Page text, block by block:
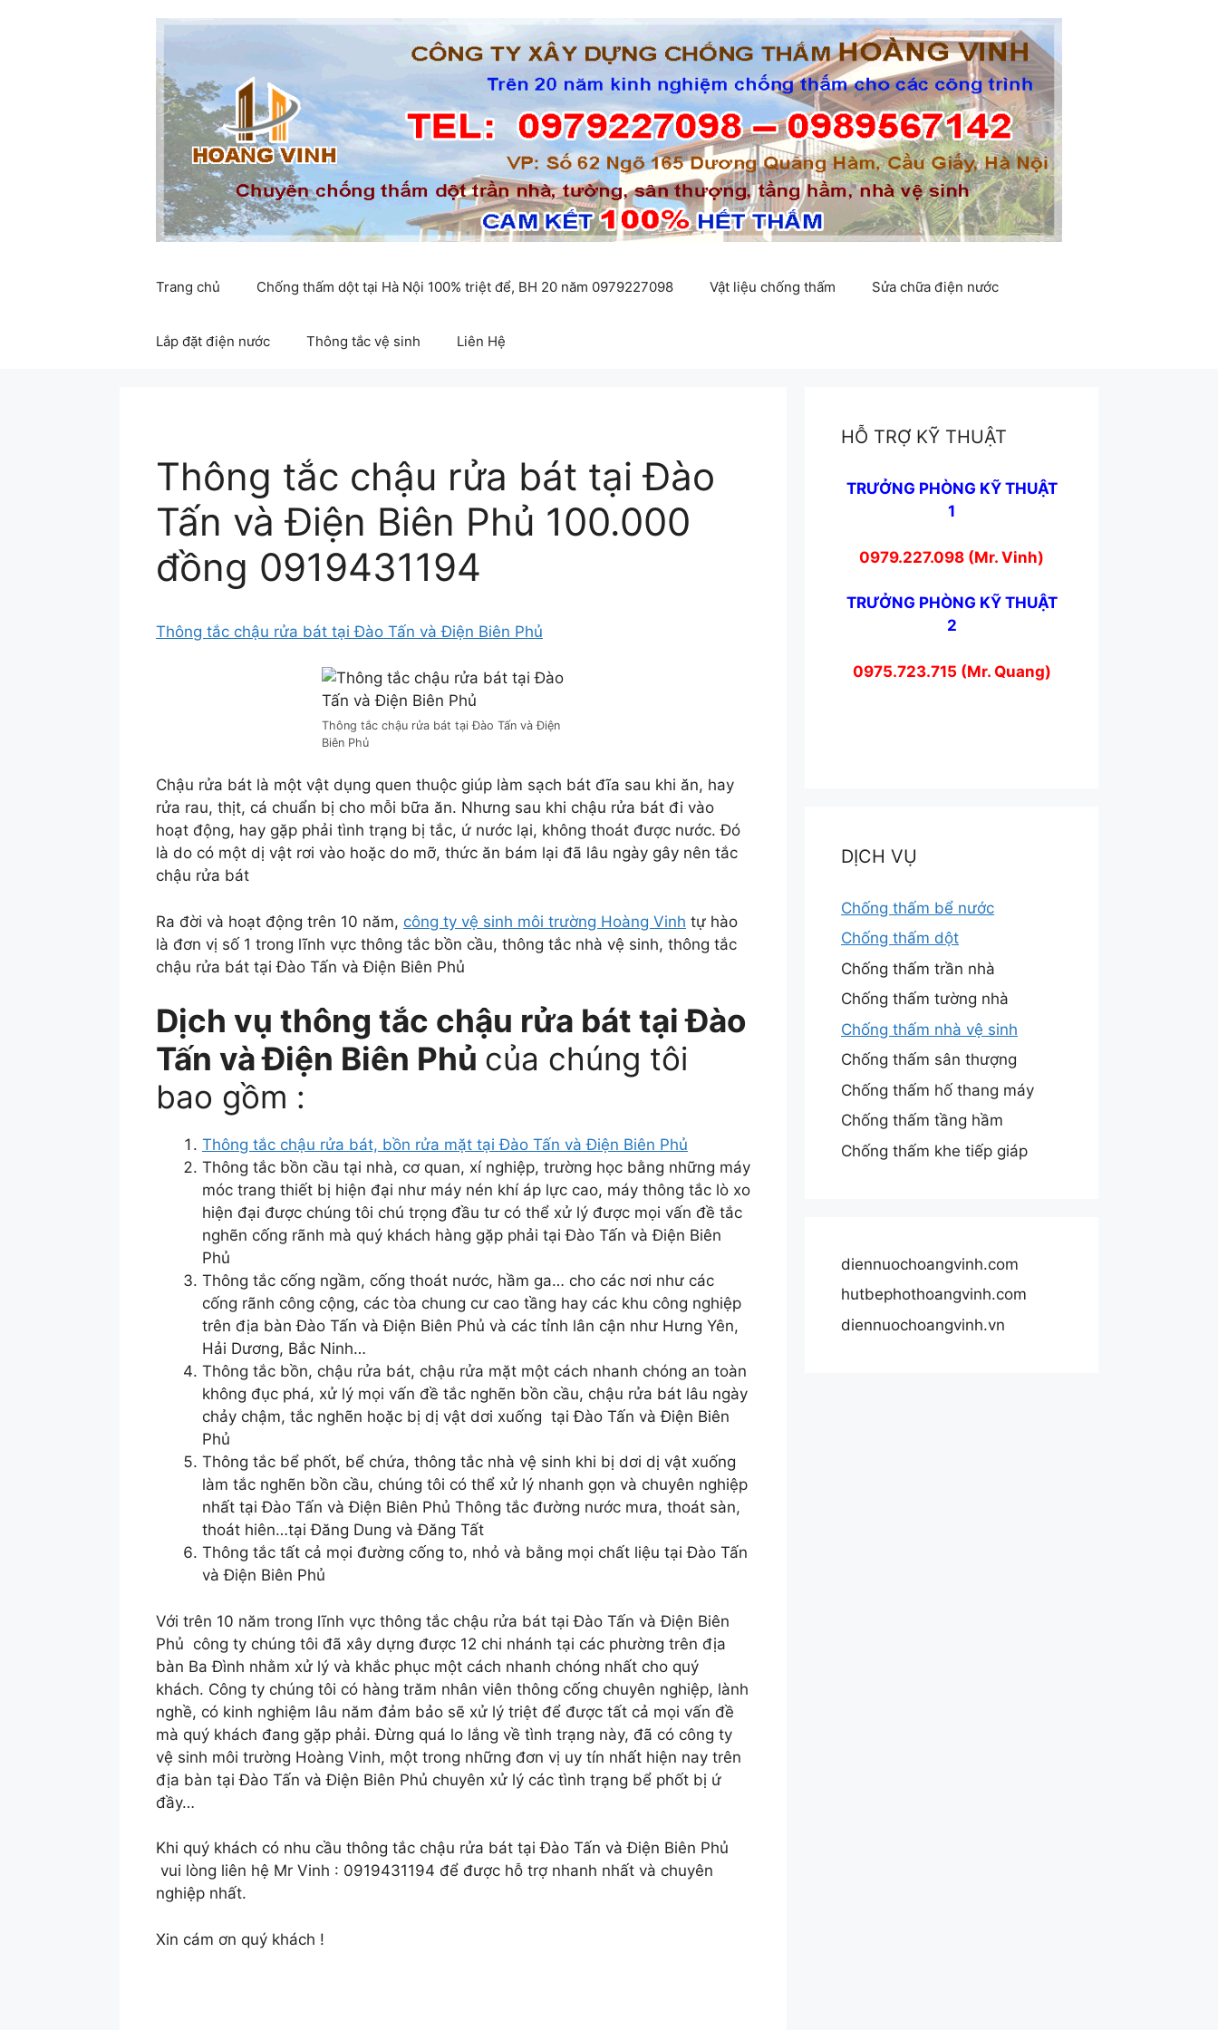
Trang chủ Chống thấm dột tại Hà Nội 100% triệt để, BH 20 năm 0979227098 Vật liệu chống thấm Sửa chữa điện nước
Lắp đặt điện nước Thông tắc vệ sinh Liên Hệ
Thông tắc chậu rửa bát tại Đào
Tấn và Điện Biên Phủ 100.000
đồng 0919431194
Thông tắc chậu rửa bát tại Đào Tấn và Điện Biên Phủ
Thông tắc chậu rửa bát tại Đào Tấn và Điện
Biên Phủ
Chậu rửa bát là một vật dụng quen thuộc giúp làm sạch bát đĩa sau khi ăn, hay
rửa rau, thịt, cá chuẩn bị cho mỗi bữa ăn. Nhưng sau khi chậu rửa bát đi vào
hoạt động, hay gặp phải tình trạng bị tắc, ứ nước lại, không thoát được nước. Đó
là do có một dị vật rơi vào hoặc do mỡ, thức ăn bám lại đã lâu ngày gây nên tắc
chậu rửa bát
Ra đời và hoạt động trên 10 năm, công ty vệ sinh môi trường Hoàng Vinh tự hào
là đơn vị số 1 trong lĩnh vực thông tắc bồn cầu, thông tắc nhà vệ sinh, thông tắc
chậu rửa bát tại Đào Tấn và Điện Biên Phủ
Dịch vụ thông tắc chậu rửa bát tại Đào
Tấn và Điện Biên Phủ của chúng tôi
bao gồm :
Thông tắc chậu rửa bát, bồn rửa mặt tại Đào Tấn và Điện Biên Phủ
Thông tắc bồn cầu tại nhà, cơ quan, xí nghiệp, trường học bằng những máy
móc trang thiết bị hiện đại như máy nén khí áp lực cao, máy thông tắc lò xo
hiện đại được chúng tôi chú trọng đầu tư có thể xử lý được mọi vấn đề tắc
nghẽn cống rãnh mà quý khách hàng gặp phải tại Đào Tấn và Điện Biên
Phủ
Thông tắc cống ngầm, cống thoát nước, hầm ga… cho các nơi như các
cống rãnh công cộng, các tòa chung cư cao tầng hay các khu công nghiệp
trên địa bàn Đào Tấn và Điện Biên Phủ và các tỉnh lân cận như Hưng Yên,
Hải Dương, Bắc Ninh…
Thông tắc bồn, chậu rửa bát, chậu rửa mặt một cách nhanh chóng an toàn
không đục phá, xử lý mọi vấn đề tắc nghẽn bồn cầu, chậu rửa bát lâu ngày
chảy chậm, tắc nghẽn hoặc bị dị vật dơi xuống tại Đào Tấn và Điện Biên
Phủ
Thông tắc bể phốt, bể chứa, thông tắc nhà vệ sinh khi bị dơi dị vật xuống
làm tắc nghẽn bồn cầu, chúng tôi có thể xử lý nhanh gọn và chuyên nghiệp
nhất tại Đào Tấn và Điện Biên Phủ Thông tắc đường nước mưa, thoát sàn,
thoát hiên…tại Đăng Dung và Đăng Tất
Thông tắc tất cả mọi đường cống to, nhỏ và bằng mọi chất liệu tại Đào Tấn
và Điện Biên Phủ
Với trên 10 năm trong lĩnh vực thông tắc chậu rửa bát tại Đào Tấn và Điện Biên
Phủ công ty chúng tôi đã xây dựng được 12 chi nhánh tại các phường trên địa
bàn Ba Đình nhằm xử lý và khắc phục một cách nhanh chóng nhất cho quý
khách. Công ty chúng tôi có hàng trăm nhân viên thông cống chuyên nghiệp, lành
nghề, có kinh nghiệm lâu năm đảm bảo sẽ xử lý triệt để được tất cả mọi vấn đề
mà quý khách đang gặp phải. Đừng quá lo lắng về tình trạng này, đã có công ty
vệ sinh môi trường Hoàng Vinh, một trong những đơn vị uy tín nhất hiện nay trên
địa bàn tại Đào Tấn và Điện Biên Phủ chuyên xử lý các tình trạng bể phốt bị ứ
đầy…
Khi quý khách có nhu cầu thông tắc chậu rửa bát tại Đào Tấn và Điện Biên Phủ
vui lòng liên hệ Mr Vinh : 0919431194 để được hỗ trợ nhanh nhất và chuyên
nghiệp nhất.
Xin cám ơn quý khách !
HỖ TRỢ KỸ THUẬT
TRƯỞNG PHÒNG KỸ THUẬT
1
0979.227.098 (Mr. Vinh)
TRƯỞNG PHÒNG KỸ THUẬT
2
0975.723.715 (Mr. Quang)
DỊCH VỤ
Chống thấm bể nước
Chống thấm dột
Chống thấm trần nhà
Chống thấm tường nhà
Chống thấm nhà vệ sinh
Chống thấm sân thượng
Chống thấm hố thang máy
Chống thấm tầng hầm
Chống thấm khe tiếp giáp
diennuochoangvinh.com
hutbephothoangvinh.com
diennuochoangvinh.vn